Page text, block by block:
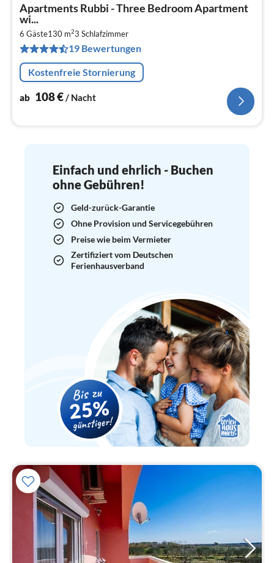
Apartments Rubbi - Three Bedroom Apartment
wi...
6 Gäste130 m23 Schlafzimmer
19 Bewertungen
Kostenfreie Stornierung
ab 108€/ Nacht
Einfach und ehrlich - Buchen
ohne Gebühren!
Geld-zurück-Garantie
Ohne Provision und Servicegebühren
Preise wie beim Vermieter
Zertifiziert vom Deutschen
Ferienhausverband